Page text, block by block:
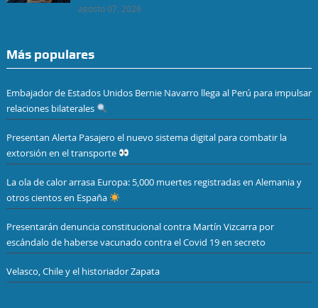
agosto 07, 2026
Más populares
Embajador de Estados Unidos Bernie Navarro llega al Perú para impulsar
relaciones bilaterales
Presentan Alerta Pasajero el nuevo sistema digital para combatir la
extorsión en el transporte
La ola de calor arrasa Europa: 5,000 muertes registradas en Alemania y
otros cientos en España
Presentarán denuncia constitucional contra Martín Vizcarra por
escándalo de haberse vacunado contra el Covid 19 en secreto
Velasco, Chile y el historiador Zapata